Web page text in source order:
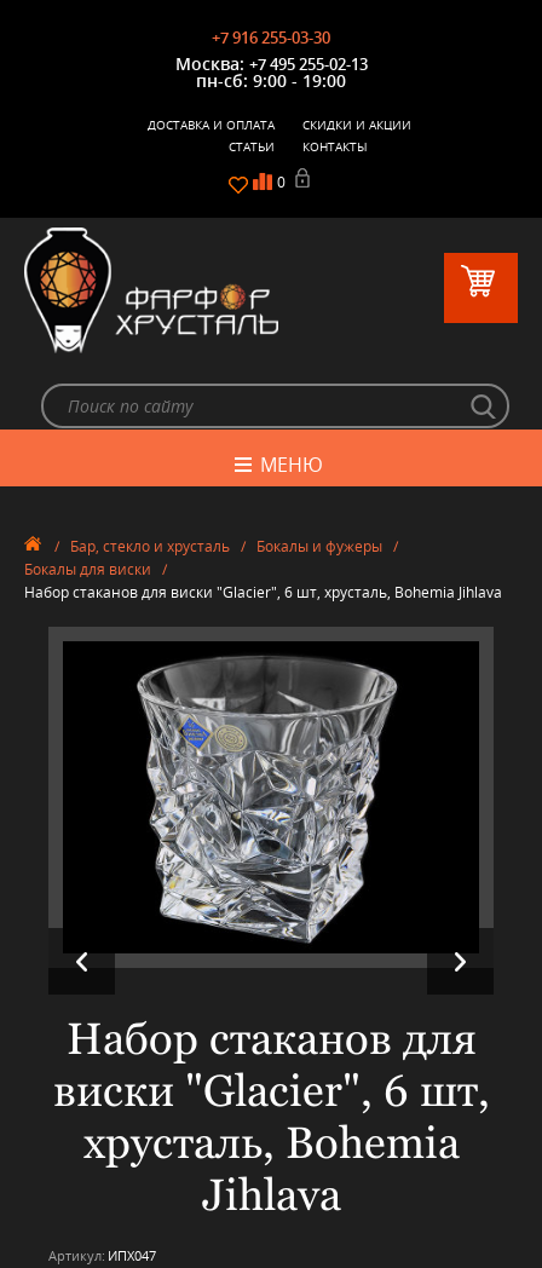
+7 916 255-03-30
Москва: +7 495 255-02-13
пн-сб: 9:00 - 19:00
0
ДОСТАВКА И ОПЛАТА
СКИДКИ И АКЦИИ
СТАТЬИ
КОНТАКТЫ
МЕНЮ
/ Бар, стекло и хрусталь / Бокалы и фужеры /
Бокалы для виски /
Набор стаканов для виски "Glacier", 6 шт, хрусталь, Bohemia Jihlava
Набор стаканов для
виски "Glacier", 6 шт,
хрусталь, Bohemia
Jihlava
Артикул: ИПХ047